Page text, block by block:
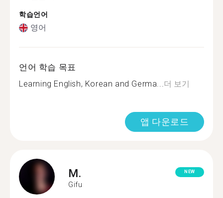
학습언어
영어
언어 학습 목표
Learning English, Korean and Germa...더 보기
앱 다운로드
M.
Gifu
NEW